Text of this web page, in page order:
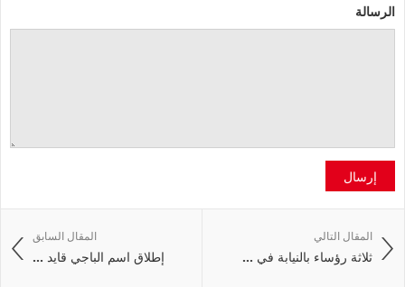
الرسالة
إرسال
المقال السابق
إطلاق اسم الباجي قايد ...
المقال التالي
ثلاثة رؤساء بالنيابة في ...